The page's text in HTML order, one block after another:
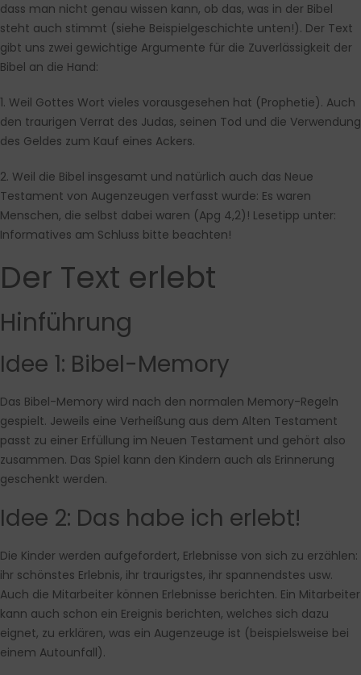
dass man nicht genau wissen kann, ob das, was in der Bibel
steht auch stimmt (siehe Beispielgeschichte unten!). Der Text
gibt uns zwei gewichtige Argumente für die Zuverlässigkeit der
Bibel an die Hand:
1. Weil Gottes Wort vieles vorausgesehen hat (Prophetie). Auch
den traurigen Verrat des Judas, seinen Tod und die Verwendung
des Geldes zum Kauf eines Ackers.
2. Weil die Bibel insgesamt und natürlich auch das Neue
Testament von Augenzeugen verfasst wurde: Es waren
Menschen, die selbst dabei waren (Apg 4,2)! Lesetipp unter:
Informatives am Schluss bitte beachten!
Der Text erlebt
Hinführung
Idee 1: Bibel-Memory
Das Bibel-Memory wird nach den normalen Memory-Regeln
gespielt. Jeweils eine Verheißung aus dem Alten Testament
passt zu einer Erfüllung im Neuen Testament und gehört also
zusammen. Das Spiel kann den Kindern auch als Erinnerung
geschenkt werden.
Idee 2: Das habe ich erlebt!
Die Kinder werden aufgefordert, Erlebnisse von sich zu erzählen:
ihr schönstes Erlebnis, ihr traurigstes, ihr spannendstes usw.
Auch die Mitarbeiter können Erlebnisse berichten. Ein Mitarbeiter
kann auch schon ein Ereignis berichten, welches sich dazu
eignet, zu erklären, was ein Augenzeuge ist (beispielsweise bei
einem Autounfall).